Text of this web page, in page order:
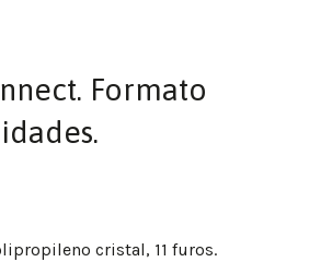
Formato
cristal, 11 furos.